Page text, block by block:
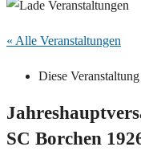
« Alle Veranstaltungen
Diese
SC Borchen